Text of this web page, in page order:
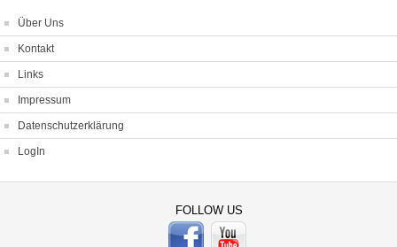
Über Uns
Kontakt
Links
Impressum
Datenschutzerklärung
LogIn
FOLLOW US